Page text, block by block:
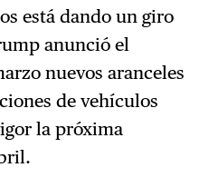
está dando un giro
anunció el
nuevos aranceles
de vehículos
la próxima